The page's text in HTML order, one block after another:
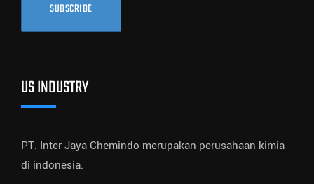
SUBSCRIBE
US INDUSTRY
PT. Inter Jaya Chemindo merupakan perusahaan kimia
di indonesia.